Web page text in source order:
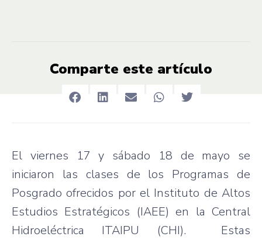
Comparte este artículo
El viernes 17 y sábado 18 de mayo se
iniciaron las clases de los Programas de
Posgrado ofrecidos por el Instituto de Altos
Estudios Estratégicos (IAEE) en la Central
Hidroeléctrica ITAIPU (CHI). Estas